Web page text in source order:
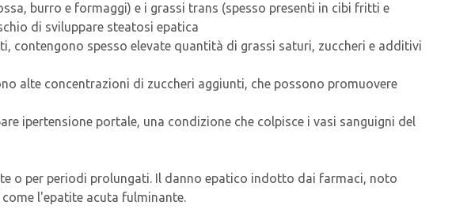
burro e formaggi) e i grassi trans (spesso presenti in cibi fritti e
di sviluppare steatosi epatica
contengono spesso elevate quantità di grassi saturi, zuccheri e additivi
alte concentrazioni di zuccheri aggiunti, che possono promuovere
ipertensione portale, una condizione che colpisce i vasi sanguigni del
o per periodi prolungati. Il danno epatico indotto dai farmaci, noto
l'epatite acuta fulminante.